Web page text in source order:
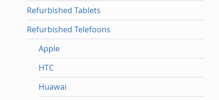
Refurbished Tablets
Refurbished Telefoons
Apple
HTC
Huawai